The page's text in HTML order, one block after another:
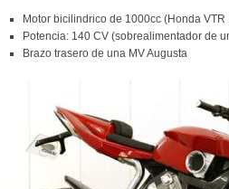
Motor bicilindrico de 1000cc (Honda VTR
Potencia: 140 CV (sobrealimentador de
Brazo trasero de una MV Augusta